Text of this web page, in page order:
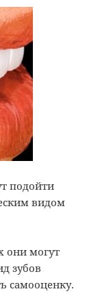
подойти
видом
они могут
зубов
самооценку.